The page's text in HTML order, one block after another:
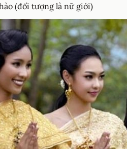
(đối tượng là nữ giới)